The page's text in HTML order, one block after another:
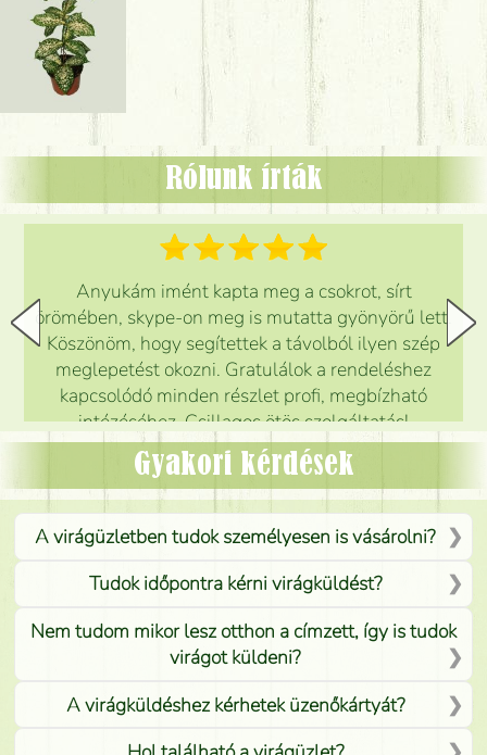
Rólunk írták
Anyukám imént kapta meg a csokrot, sírt
örömében, skype-on meg is mutatta gyönyörű lett.
Köszönöm, hogy segítettek a távolból ilyen szép
meglepetést okozni. Gratulálok a rendeléshez
kapcsolódó minden részlet profi, megbízható
intézéséhez. Csillagos ötös szolgáltatás!
Mónika
Gyakori kérdések
A virágüzletben tudok személyesen is vásárolni?
Tudok időpontra kérni virágküldést?
Nem tudom mikor lesz otthon a címzett, így is tudok
virágot küldeni?
A virágküldéshez kérhetek üzenőkártyát?